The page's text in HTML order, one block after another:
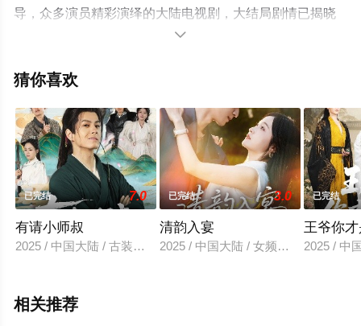
导，众多演员精彩演绎的大陆电视剧，大结局剧情已揭晓
（已完结），手机免费观看高清无删减完整版电视剧全集
猫或剧情网等平台了解。

猜你喜欢
已完结 7.0
有请小师叔
2025 / 中国大陆 / 古装仙侠
已完结 3.0
清韵入宴
2025 / 中国大陆 / 女频恋爱
已完结
王爷你
2025 / 中
相关推荐